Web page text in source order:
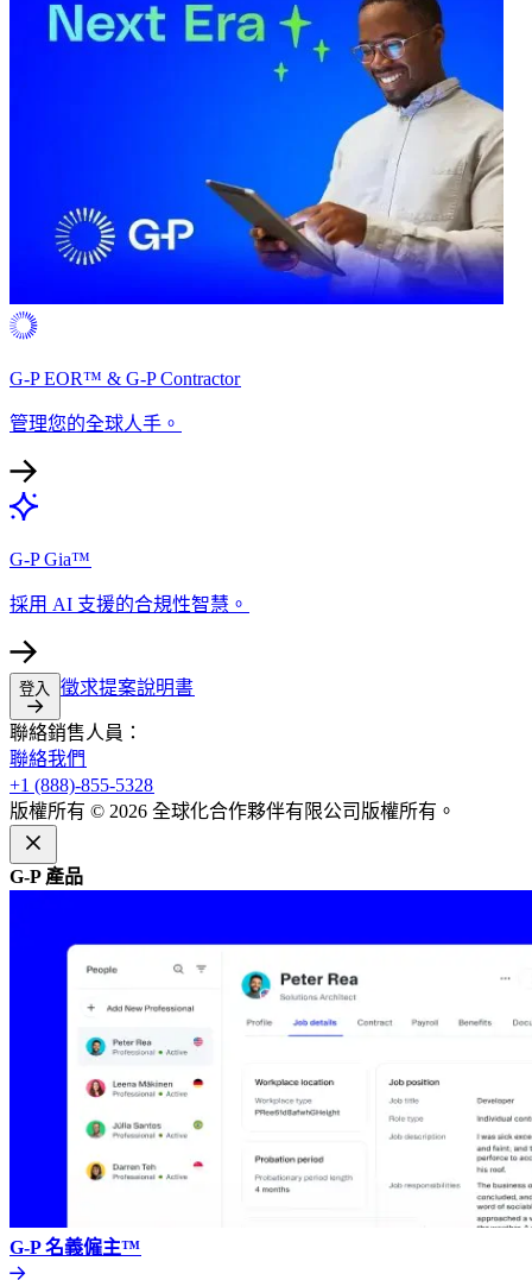
G-P EOR™ & G-P Contractor​​
管理您的全球人手。​​
G-P Gia™​​
採用 AI 支援的合規性智慧。​​
登入​​ 徵求提案說明書​​
聯絡銷售人員：​​
聯絡我們​​
+1 (888)-855-5328​​
版權所有 © 2026 全球化合作夥伴有限公司版權所有。​​
G-P 產品​​
G-P 名義僱主™​​